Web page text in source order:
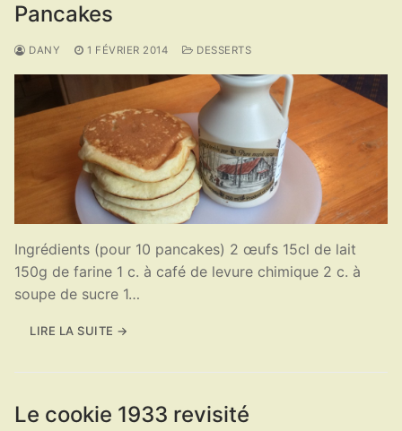
Pancakes
DANY 1 FÉVRIER 2014 DESSERTS
Ingrédients (pour 10 pancakes) 2 œufs 15cl de lait
150g de farine 1 c. à café de levure chimique 2 c. à
soupe de sucre 1…
LIRE LA SUITE →
Le cookie 1933 revisité